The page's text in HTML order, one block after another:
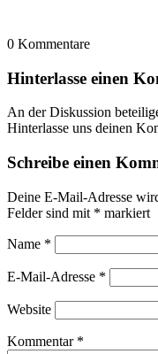
0 Kommentare
Hinterlasse einen
An der Diskussion
Hinterlasse uns deinen
Schreibe einen
Deine E-Mail-Adresse
Felder sind mit * markiert
Name *
E-Mail-Adresse *
Website
Kommentar *